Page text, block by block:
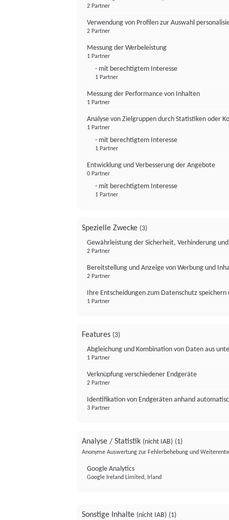
2 Partner
Verwendung von Profilen zur Auswahl
2 Partner
Messung der Werbeleistung
1 Partner
- mit berechtigtem Interesse
1 Partner
Messung der Performance von Inhalten
1 Partner
Analyse von Zielgruppen durch Statistiken oder
1 Partner
- mit berechtigtem Interesse
1 Partner
Entwicklung und Verbesserung der Angebote
0 Partner
- mit berechtigtem Interesse
1 Partner
Spezielle Zwecke (3)
Gewährleistung der Sicherheit, Verhinderung
2 Partner
Bereitstellung und Anzeige von Werbung und
2 Partner
Ihre Entscheidungen zum Datenschutz
1 Partner
Features (3)
Abgleichung und Kombination von Daten aus
1 Partner
Verknüpfung verschiedener Endgeräte
2 Partner
Identifikation von Endgeräten anhand
3 Partner
Analyse / Statistik (nicht IAB) (1)
Anonyme Auswertung zur Fehlerbehebung und
Google Analytics
Google Ireland Limited, Irland
Sonstige Inhalte (nicht IAB) (1)